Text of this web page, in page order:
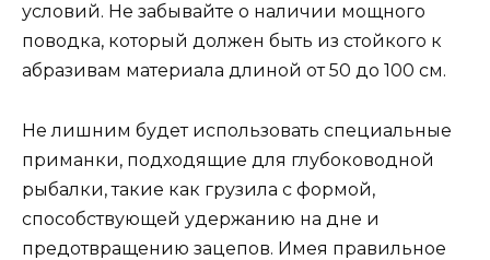
условий. Не забывайте о наличии мощного
поводка, который должен быть из стойкого к
абразивам материала длиной от 50 до 100 см.
Не лишним будет использовать специальные
приманки, подходящие для глубоководной
рыбалки, такие как грузила с формой,
способствующей удержанию на дне и
предотвращению зацепов. Имея правильное